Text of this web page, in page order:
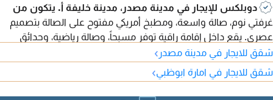
دوبلكس للإيجار في مدينة مصدر، مدينة خليفة أ. يتكون من
غرفتي نوم، صالة واسعة، ومطبخ أمريكي مفتوح على الصالة بتصميم
عصري. يقع داخل إقامة راقية توفر مسبحاً، وصالة رياضية، وحدائق
ومناطق جلوس، مع موقف سيارات. يتميز بموقع استراتيجي بجوار
المركز التجاري، وقريب من مطار زايد الدولي، مع سهولة الوصول إلى
جميع الخدمات والمرافق الأساسية.
شقق للايجار في مدينة مصدر ›
شقق للايجار في امارة ابوظبي›